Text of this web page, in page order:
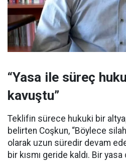
“Yasa ile süreç
kavuştu”
Teklifin sürece hukuki bir
belirten Coşkun, “Böylece
olarak uzun süredir devam
bir kısmı geride kaldı. Bir